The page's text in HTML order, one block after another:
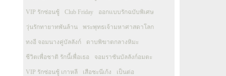
VIP รักซ่อนชู้ Club Friday ออกแบบรักฉบับพิเศษ
วุ่นรักทายาทพันล้าน พระพุทธเจ้ามหาศาสดาโลก
ทงอี จอมนางคู่บัลลังก์ ดาบพิฆาตกลางหิมะ
ชีวิตเพื่อชาติ รักนี้เพื่อเธอ จอมราชันบัลลังก์อมตะ
VIP รักซ่อนชู้ เกาหลี เสือชะนีเก้ง เป็นต่อ